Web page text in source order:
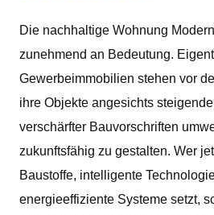
Die nachhaltige Wohnung
zunehmend an Bedeutung.
Gewerbeimmobilien stehen vor
ihre Objekte angesichts
verschärfter Bauvorschriften
zukunftsfähig zu gestalten. Wer
Baustoffe, intelligente
energieeffiziente Systeme setzt,